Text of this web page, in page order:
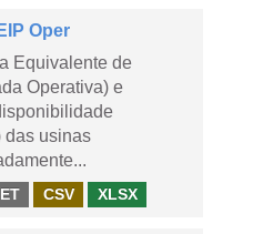
Oper
Equivalente de
Operativa) e
das usinas
CSV XLSX